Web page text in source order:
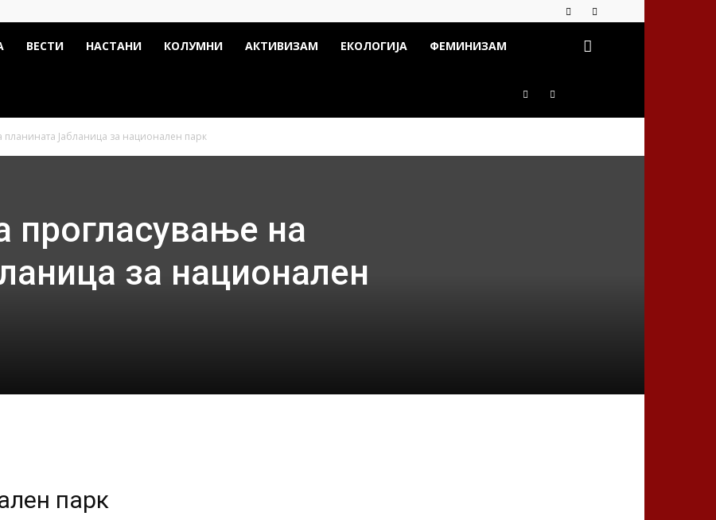
ВЕСТИ НАСТАНИ КОЛУМНИ АКТИВИЗАМ ЕКОЛОГИЈА ФЕМИНИЗАМ
планината Јабланица за национален парк
прогласување на
за национален
парк